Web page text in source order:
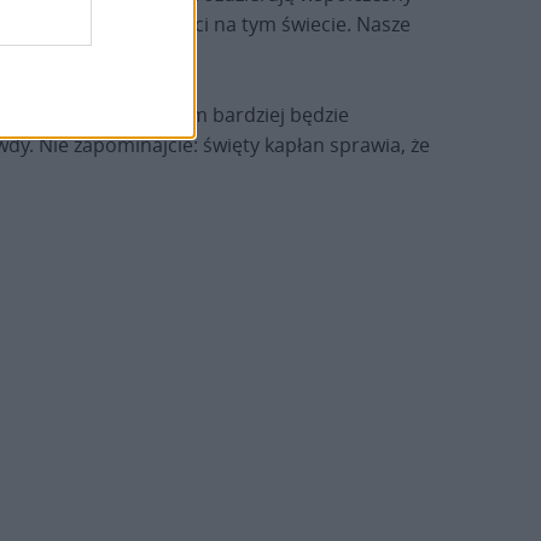
i sprawiedliwości na tym świecie. Nasze
bardziej owocna, im bardziej będzie
Nie zapominajcie: święty kapłan sprawia, że